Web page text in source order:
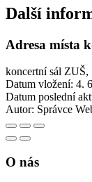
Další
Adresa místa
koncertní sál ZUŠ,
Datum vložení: 4.
Datum poslední
Autor: Správce
O nás